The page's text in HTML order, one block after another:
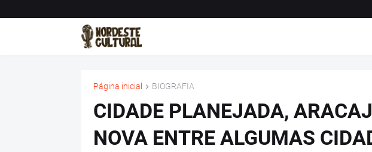
Página inicial BIOGRAFIA
CIDADE PLANEJADA,
NOVA ENTRE ALGUMAS